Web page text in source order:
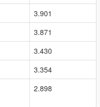
3.901
3.871
3.430
3.354
2.898